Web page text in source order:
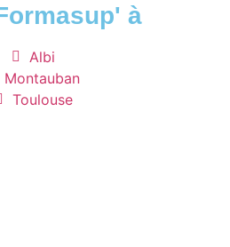
à
Albi
Montauban
Toulouse